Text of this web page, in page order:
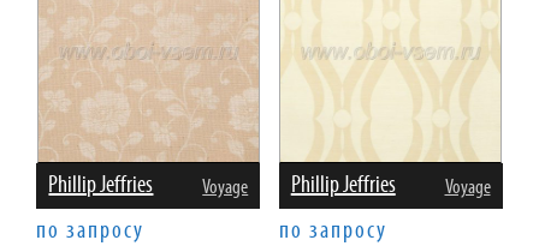
Phillip Jeffries Voyage
по запросу
Phillip Jeffries Voyage
по запросу